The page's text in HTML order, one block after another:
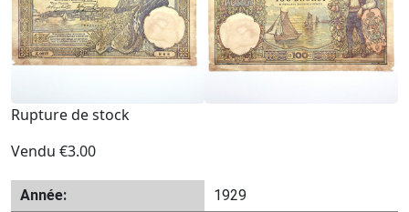
Rupture de stock
Vendu €3.00
Année:
1929